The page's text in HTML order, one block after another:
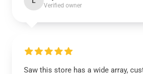
Verified owner
Saw this store has a wide array,